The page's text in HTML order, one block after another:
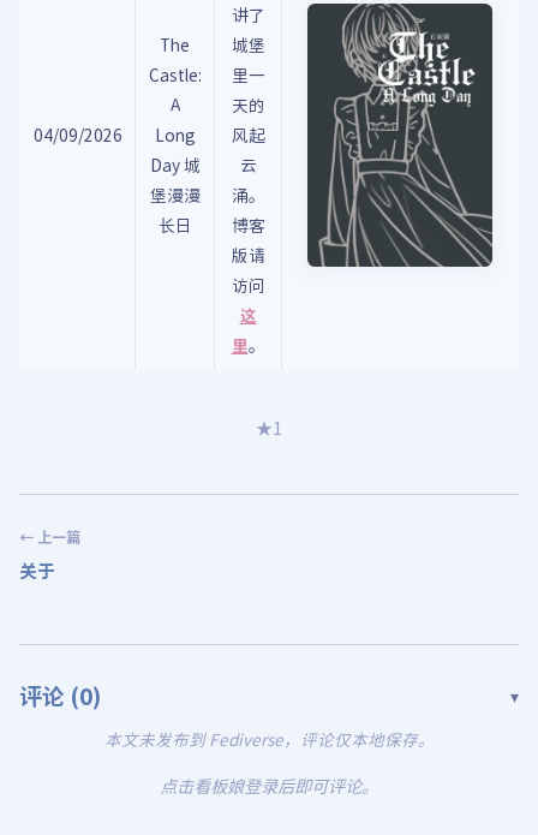
04/09/2026
The
Castle:
A
Long
Day 城
堡漫漫
长日
讲了
城堡
里一
天的
风起
云
涌。
博客
版请
访问
这
里。
★1
← 上一篇
关于
评论 (0) ▾
本文未发布到 Fediverse，评论仅本地保存。
点击看板娘登录后即可评论。